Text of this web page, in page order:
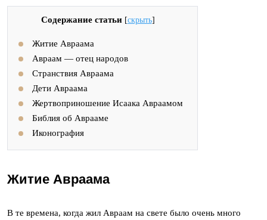
Содержание статьи [скрыть]
Житие Авраама
Авраам — отец народов
Странствия Авраама
Дети Авраама
Жертвоприношение Исаака Авраамом
Библия об Аврааме
Иконография
Житие Авраама
В те времена, когда жил Авраам на свете было очень много